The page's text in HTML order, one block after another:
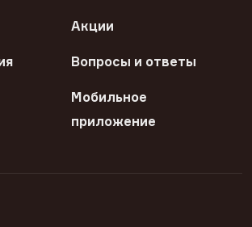
Акции
Вопросы и ответы
Мобильное
приложение